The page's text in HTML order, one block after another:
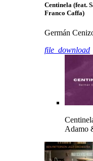
Centinela (feat.
Franco Caffa)
Germán
file_download
Adamo